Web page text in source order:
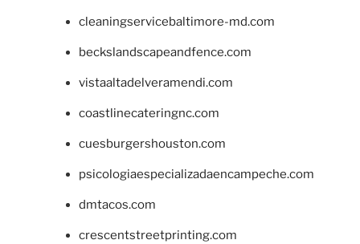
cleaningservicebaltimore-md.com
beckslandscapeandfence.com
vistaaltadelveramendi.com
coastlinecateringnc.com
cuesburgershouston.com
psicologiaespecializadaencampeche.com
dmtacos.com
crescentstreetprinting.com